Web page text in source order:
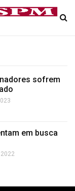
sofrem
em busca